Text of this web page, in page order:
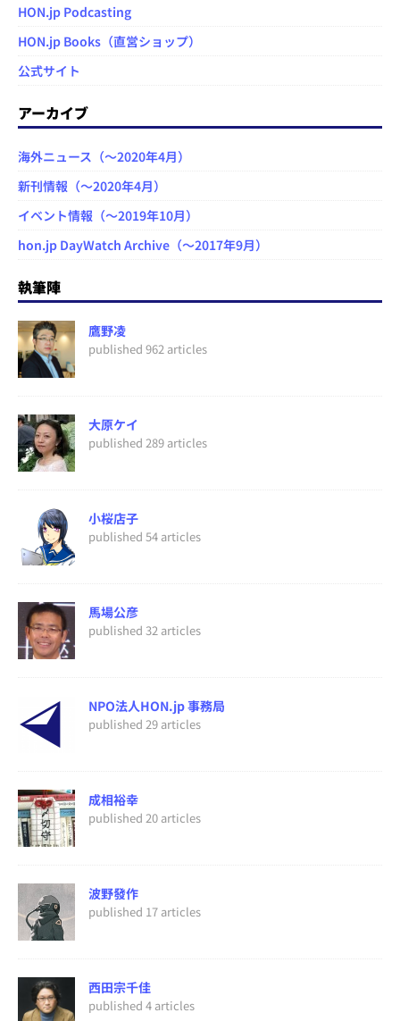
HON.jp Podcasting
HON.jp Books（直営ショップ）
公式サイト
アーカイブ
海外ニュース（～2020年4月）
新刊情報（～2020年4月）
イベント情報（～2019年10月）
hon.jp DayWatch Archive（～2017年9月）
執筆陣
鷹野凌
published 962 articles
大原ケイ
published 289 articles
小桜店子
published 54 articles
馬場公彦
published 32 articles
NPO法人HON.jp 事務局
published 29 articles
成相裕幸
published 20 articles
波野發作
published 17 articles
西田宗千佳
published 4 articles